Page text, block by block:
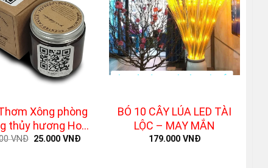
Xông phòng
thủy hương Hoa
Lavender
VNĐ Original
25.000VNĐ
BÓ 10 CÂY LÚA LED TÀI
LỘC – MAY MẮN
179.000 VNĐ